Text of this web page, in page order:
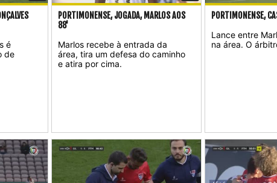
é
de
PORTIMONENSE, JOGADA, MARLOS AOS
88'
Marlos recebe à entrada da
área, tira um defesa do caminho
e atira por cima.
PORTIMONENSE,
Lance entre
na área. O